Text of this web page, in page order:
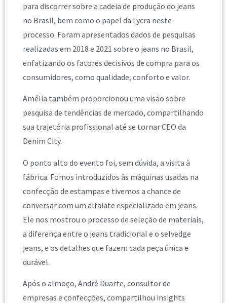
para discorrer sobre a cadeia de produção do jeans
no Brasil, bem como o papel da Lycra neste
processo. Foram apresentados dados de pesquisas
realizadas em 2018 e 2021 sobre o jeans no Brasil,
enfatizando os fatores decisivos de compra para os
consumidores, como qualidade, conforto e valor.
Amélia também proporcionou uma visão sobre
pesquisa de tendências de mercado, compartilhando
sua trajetória profissional até se tornar CEO da
Denim City.
O ponto alto do evento foi, sem dúvida, a visita à
fábrica. Fomos introduzidos às máquinas usadas na
confecção de estampas e tivemos a chance de
conversar com um alfaiate especializado em jeans.
Ele nos mostrou o processo de seleção de materiais,
a diferença entre o jeans tradicional e o selvedge
jeans, e os detalhes que fazem cada peça única e
durável.
Após o almoço, André Duarte, consultor de
empresas e confecções, compartilhou insights